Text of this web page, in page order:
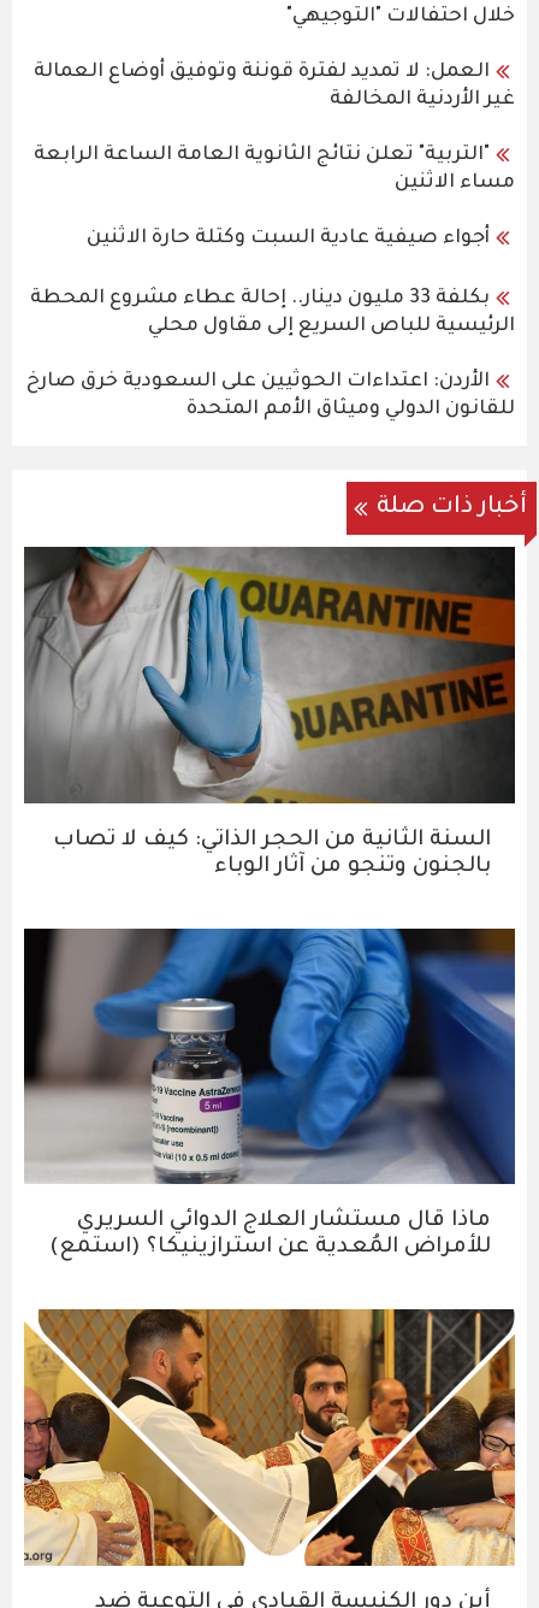
خلال احتفالات "التوجيهي"
العمل: لا تمديد لفترة قوننة وتوفيق أوضاع العمالة
غير الأردنية المخالفة
"التربية" تعلن نتائج الثانوية العامة الساعة الرابعة
مساء الاثنين
أجواء صيفية عادية السبت وكتلة حارة الاثنين
بكلفة 33 مليون دينار.. إحالة عطاء مشروع المحطة
الرئيسية للباص السريع إلى مقاول محلي
الأردن: اعتداءات الحوثيين على السعودية خرق صارخ
للقانون الدولي وميثاق الأمم المتحدة
أخبار ذات صلة
السنة الثانية من الحجر الذاتي: كيف لا تصاب
بالجنون وتنجو من آثار الوباء
ماذا قال مستشار العلاج الدوائي السريري
للأمراض المُعدية عن استرازينيكا؟ (استمع)
أين دور الكنيسة القيادي في التوعية ضد